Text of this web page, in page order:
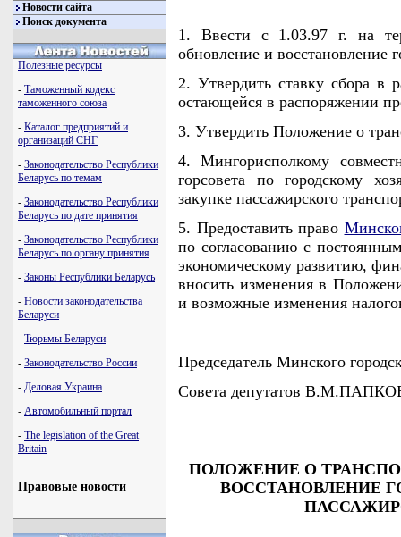
Новости сайта
Поиск документа
Полезные ресурсы
- Таможенный кодекс
таможенного союза
- Каталог предприятий и
организаций СНГ
- Законодательство Республики
Беларусь по темам
- Законодательство Республики
Беларусь по дате принятия
- Законодательство Республики
Беларусь по органу принятия
- Законы Республики Беларусь
- Новости законодательства
Беларуси
- Тюрьмы Беларуси
- Законодательство России
- Деловая Украина
- Автомобильный портал
- The legislation of the Great
Britain
Правовые новости
1. Ввести с 1.03.97 г. на
обновление и восстановление
2. Утвердить ставку сбора в
остающейся в распоряжении
3. Утвердить Положение о
4. Мингорисполкому
горсовета по городскому
закупке пассажирского
5. Предоставить право
по согласованию с
экономическому развитию,
вносить изменения в
и возможные изменения
Председатель Минского
Совета депутатов
ПОЛОЖЕНИЕ О
ВОССТАНОВЛЕНИЕ